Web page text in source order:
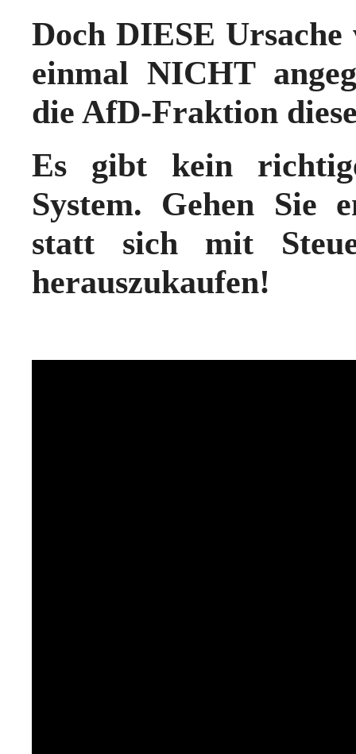
Doch DIESE Ursache
einmal NICHT
die AfD-Fraktion
Es gibt kein
System. Gehen Sie
statt sich mit
herauszukaufen!